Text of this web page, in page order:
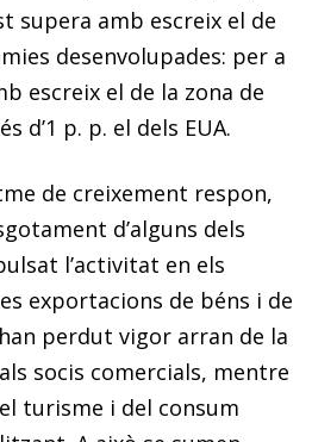
supera amb escreix el de
desenvolupades: per a
escreix el de la zona de
d’1 p. p. el dels EUA.
de creixement respon,
d’alguns dels
l’activitat en els
exportacions de béns i de
perdut vigor arran de la
socis comercials, mentre
turisme i del consum